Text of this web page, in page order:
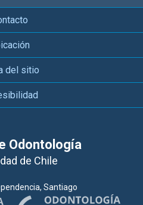
del sitio
Odontología
de Chile
Santiago